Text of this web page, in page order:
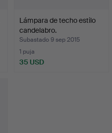
Lámpara de techo estilo
candelabro.
Subastado 9 sep 2015
1 puja
35 USD